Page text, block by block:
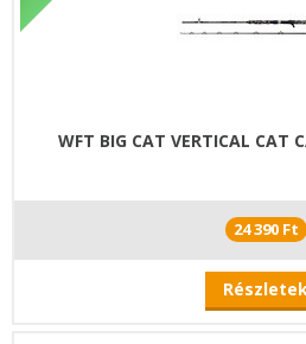
WFT BIG CAT VERTICAL CAT
24 390 Ft